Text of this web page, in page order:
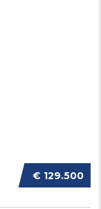
€ 129.500